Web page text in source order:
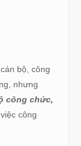
bộ, công
nhưng
công chức,
công